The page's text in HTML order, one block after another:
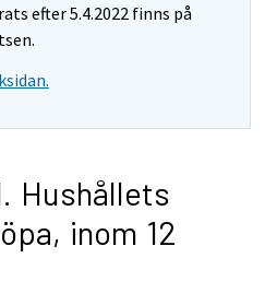
efter 5.4.2022 finns på
Hushållets
inom 12